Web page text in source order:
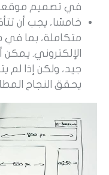
في تصميم موقعك
خامسًا، يجب أن
متكاملة، بما في
الإلكتروني.
جيد، ولكن إذا لم
يحقق النجاح